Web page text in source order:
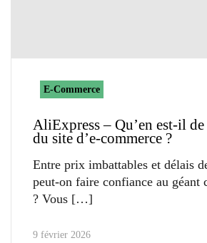
E-Commerce
AliExpress – Qu’en est-il
du site d’e-commerce ?
Entre prix imbattables et délais
peut-on faire confiance au géant
? Vous
9 février 2026